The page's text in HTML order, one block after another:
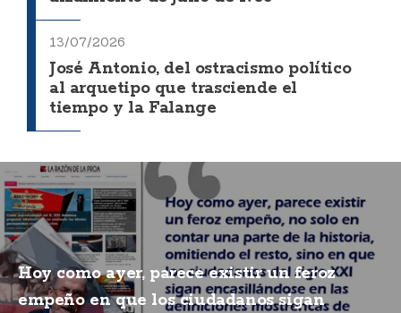
13/07/2026
José Antonio, del ostracismo político
al arquetipo que trasciende el
tiempo y la Falange
Hoy como ayer, parece existir un feroz
empeño en que los ciudadanos sigan